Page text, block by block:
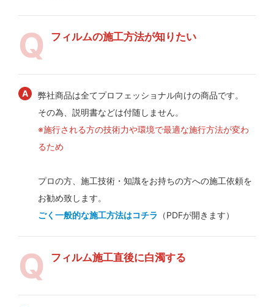
フィルムの施工方法が知りたい
弊社商品は全てプロフェッショナル向けの商品です。
その為、説明書などは付随しません。
※施行される方の技術力や環境で最適な施行方法が変わ
るため
プロの方、施工技術・知識をお持ちの方への施工依頼を
お勧め致します。
ごく一般的な施工方法はコチラ （PDFが開きます）
フィルム施工直後に白濁する